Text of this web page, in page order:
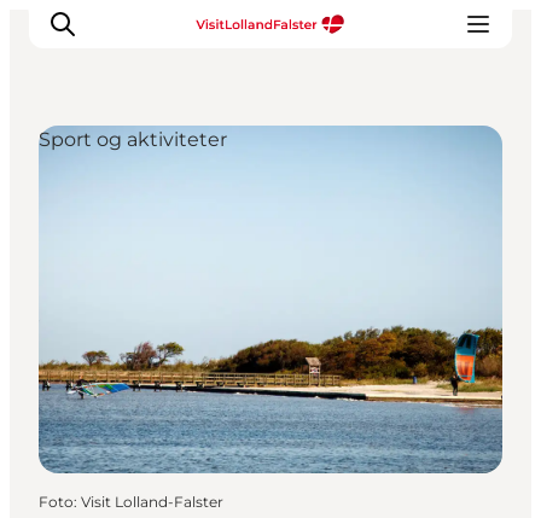
Gastronomi
Planlæg din ferie
Sport og aktiviteter
Foto: Visit Lolland-Falster